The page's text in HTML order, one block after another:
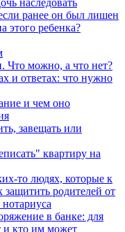
наследовать
ранее он был лишен
этого ребенка?
Что можно, а что нет?
и ответах: что нужно
и чем оно
завещать или
квартиру на
то людях, которые к
родителей от
в банке: для
и кто им может